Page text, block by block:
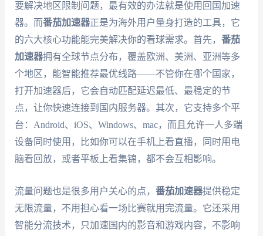
要解决地区限制问题，最有效的办法就是使用回国加速
器。而番茄加速器正是为海外用户量身打造的工具，它
的六大核心功能能完美解决你的看球需求。首先， 番茄
加速器拥有全球节点分布，覆盖欧洲、美洲、亚洲等多
个地区，能智能推荐最优线路——不管你在哪个国家，
打开加速器后，它会自动匹配延迟最低、最稳定的节
点，让你快速连接到国内服务器。其次，它支持多个平
台：Android、iOS、Windows、mac，而且允许一人多端
设备同时使用，比如你可以在手机上看直播，同时用电
脑看回放，或者平板上看集锦，都不会互相影响。
流量问题也是很多用户关心的点， 番茄加速器提供稳定
无限流量，不用担心看一场比赛就用完流量。它还采用
智能分流技术，只加速国内的影音和游戏内容，不影响